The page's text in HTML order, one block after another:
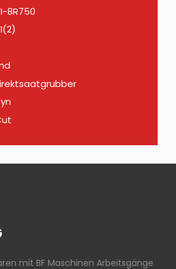
8R750
mit BF Maschinen Arbeitsgänge